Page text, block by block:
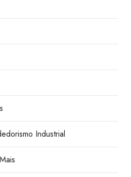
Industrial